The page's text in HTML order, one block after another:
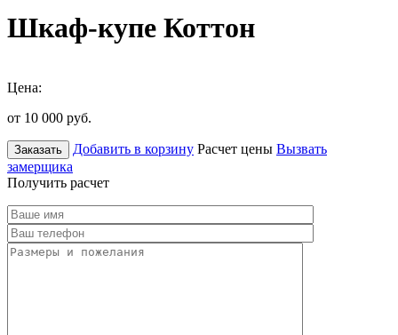
Шкаф-купе Коттон
Цена:
от 10 000 руб.
Заказать Добавить в корзину Расчет цены Вызвать
замерщика
Получить расчет